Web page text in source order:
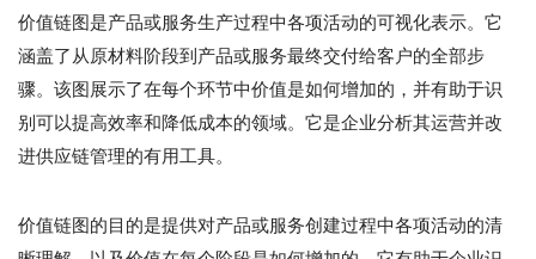
价值链图是产品或服务生产过程中各项活动的可视化表示。它
涵盖了从原材料阶段到产品或服务最终交付给客户的全部步
骤。该图展示了在每个环节中价值是如何增加的，并有助于识
别可以提高效率和降低成本的领域。它是企业分析其运营并改
进供应链管理的有用工具。
价值链图的目的是提供对产品或服务创建过程中各项活动的清